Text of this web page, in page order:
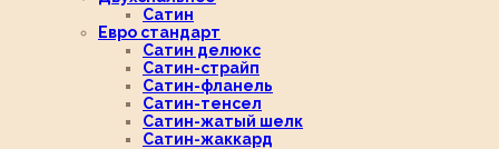
Сатин
Евро стандарт
Сатин делюкс
Сатин-страйп
Сатин-фланель
Сатин-тенсел
Сатин-жатый шелк
Сатин-жаккард